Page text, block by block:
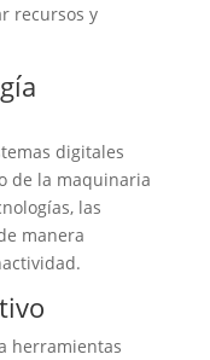
recursos y
digitales
de la maquinaria
las
manera
herramientas